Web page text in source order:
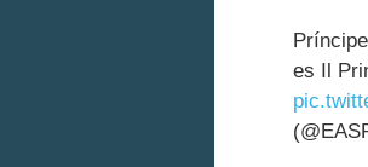
es Il